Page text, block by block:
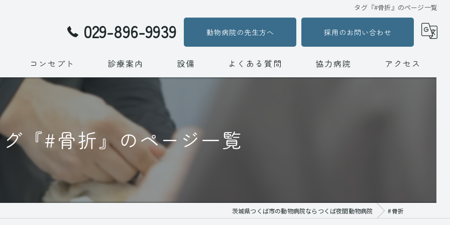
タグ『#骨折』のページ一覧
029-896-9939 動物病院の先生方へ 採用のお問い合わせ
コンセプト 診療案内 設備 よくある質問 協力病院 アクセス
『#骨折』のページ一覧
茨城県つくば市の動物病院ならつくば夜間動物病院 #骨折